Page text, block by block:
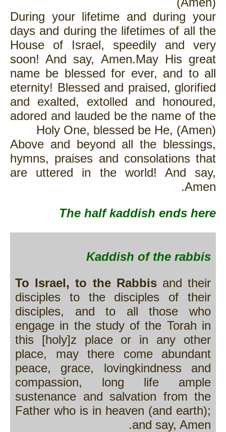
During your lifetime and during your
days and during the lifetimes of all the
House of Israel, speedily and very
soon! And say, Amen.May His great
name be blessed for ever, and to all
eternity! Blessed and praised, glorified
and exalted, extolled and honoured,
adored and lauded be the name of the
Holy One, blessed be He, (Amen)
Above and beyond all the blessings,
hymns, praises and consolations that
are uttered in the world! And say,
Amen.
The half kaddish ends here
Kaddish of the rabbis
To Israel, to the Rabbis and their
disciples to the disciples of their
disciples, and to all those who
engage in the study of the Torah in
this [holy]z place or in any other
place, may there come abundant
peace, grace, lovingkindness and
compassion, long life ample
sustenance and salvation from the
Father who is in heaven (and earth);
and say, Amen.